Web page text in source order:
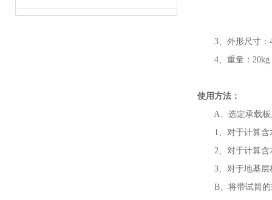
3、外形尺寸：
4、重量：20kg
使用方法：
A、选定承载板
1、对于计算含
2、对于计算含水
3、对于地基层
B、将带试筒的式